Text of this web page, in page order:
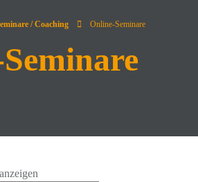
/ Coaching Online-Seminare